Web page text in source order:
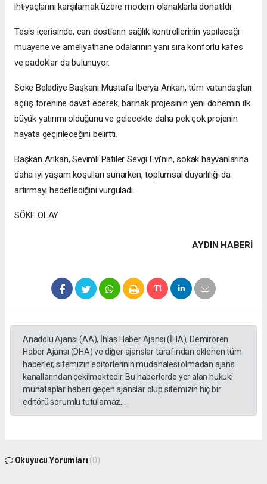
ihtiyaçlarını karşılamak üzere modern olanaklarla donatıldı.
Tesis içerisinde, can dostların sağlık kontrollerinin yapılacağı
muayene ve ameliyathane odalarının yanı sıra konforlu kafes
ve padoklar da bulunuyor.
Söke Belediye Başkanı Mustafa İberya Arıkan, tüm vatandaşları
açılış törenine davet ederek, barınak projesinin yeni dönemin ilk
büyük yatırımı olduğunu ve gelecekte daha pek çok projenin
hayata geçirileceğini belirtti.
Başkan Arıkan, Sevimli Patiler Sevgi Evi'nin, sokak hayvanlarına
daha iyi yaşam koşulları sunarken, toplumsal duyarlılığı da
artırmayı hedeflediğini vurguladı.
SÖKE OLAY
AYDIN HABERİ
Anadolu Ajansı (AA), İhlas Haber Ajansı (İHA), Demirören
Haber Ajansı (DHA) ve diğer ajanslar tarafından eklenen tüm
haberler, sitemizin editörlerinin müdahalesi olmadan ajans
kanallarından çekilmektedir. Bu haberlerde yer alan hukuki
muhataplar haberi geçen ajanslar olup sitemizin hiç bir
editörü sorumlu tutulamaz...
Okuyucu Yorumları (0)